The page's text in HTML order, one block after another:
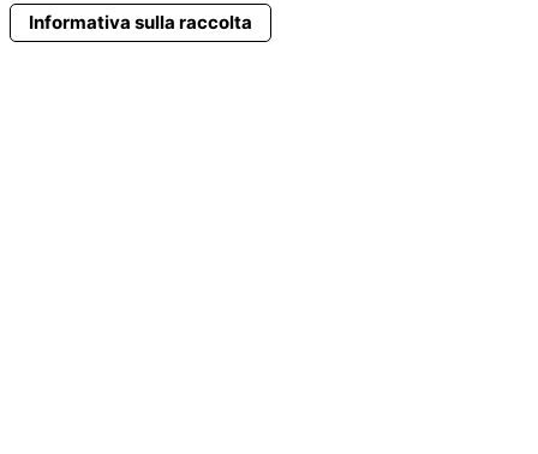
Informativa sulla raccolta